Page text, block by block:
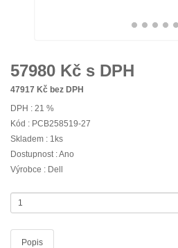
57980 Kč s DPH
47917 Kč bez DPH
DPH : 21 %
Kód : PCB258519-27
Skladem : 1ks
Dostupnost : Ano
Výrobce : Dell
Popis